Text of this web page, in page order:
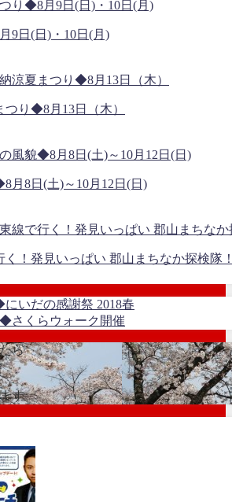
9日(日)・10日(月)
つり◆8月13日（木）
月8日(土)～10月12日(日)
く！発見いっぱい 郡山まちなか探検隊
いだの感謝祭 2018春
さくらウォーク開催
ら
す